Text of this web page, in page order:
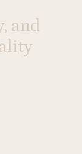
and